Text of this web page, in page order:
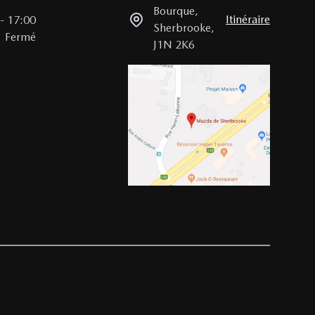
- 17:00
Fermé
Bourque,
Sherbrooke,
J1N 2K6
Itinéraire